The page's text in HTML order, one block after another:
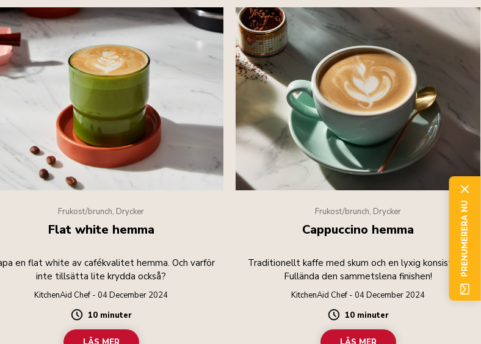
Frukost/brunch, Drycker
Flat white hemma
en flat white av cafékvalitet hemma. Och varför
inte tillsätta lite krydda också?
KitchenAid Chef - 04 December 2024
Duration
10 minuter
Frukost/brunch, Drycker
Cappuccino hemma
Traditionellt kaffe med skum och en lyxig konsistens.
Fullända den sammetslena finishen!
KitchenAid Chef - 04 December 2024
Duration
10 minuter
PRENUMERERA NU